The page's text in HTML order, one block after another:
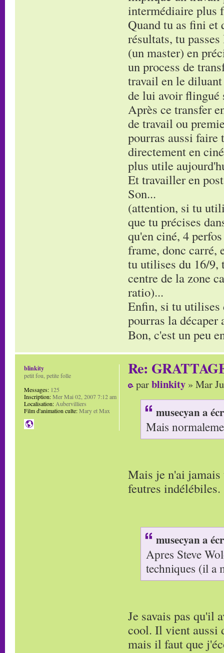
intermédiaire plus
Quand tu as fini et
résultats, tu
(un master) en
un process de
travail en le
de lui avoir flingué
Après ce transfer
de travail ou
pourras aussi
directement en
plus utile
Et travailler en
Son...
(attention, si tu
que tu précises
qu'en ciné, 4
frame, donc carré,
tu utilises du 16/9,
centre de la zone
ratio)...
Enfin, si tu utilises
pourras la décaper
Bon, c'est un peu
Re:
parblinkity » Mar
musecyan a
Mais
Mais je n'ai jamais
feutres indélébiles.
musecyan a
Apres Steve
techniques (il a
Je savais pas qu'il
cool. Il vient aussi
mais il faut que
blinkity
petit fou, petite folle
Messages: 125
Inscription:Mer Mai 02, 2007 7:12 am
Localisation: Aubervilliers
Film d'animation culte:Mary et Max